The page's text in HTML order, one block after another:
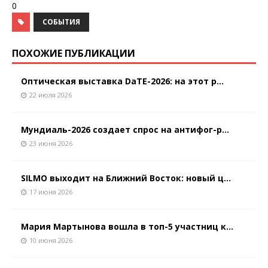
0
СОБЫТИЯ
ПОХОЖИЕ ПУБЛИКАЦИИ
Оптическая выставка DaTE-2026: на этот р...
22 июля 2026
Мундиаль-2026 создает спрос на антифог-р...
23 июня 2026
SILMO выходит на Ближний Восток: новый ц...
17 июня 2026
Мария Мартынова вошла в топ-5 участниц к...
10 июня 2026